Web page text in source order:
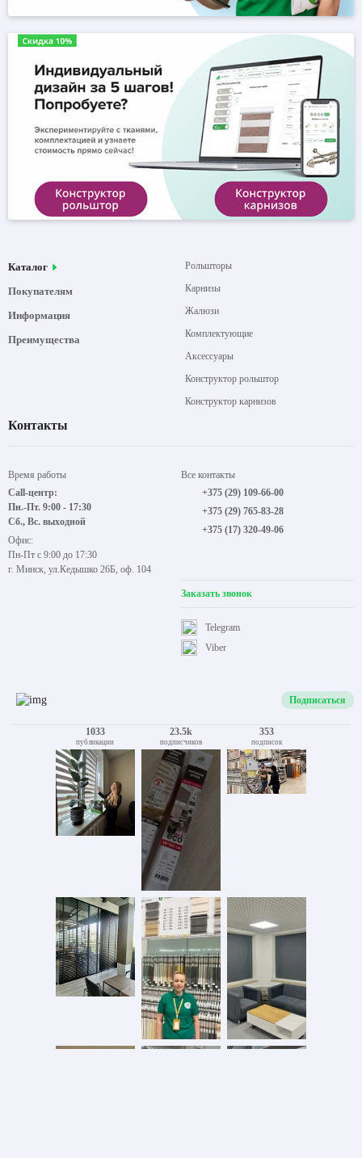
Каталог
Покупателям
Информация
Преимущества
Рольшторы
Карнизы
Жалюзи
Комплектующие
Аксессуары
Конструктор рольштор
Конструктор карнизов
Контакты
Время работы
Call-центр:
Пн.-Пт. 9:00 - 17:30
Сб., Вс. выходной
Офис:
Пн-Пт с 9:00 до 17:30
г. Минск, ул.Кедышко 26Б, оф. 104
Все контакты
+375 (29) 109-66-00
+375 (29) 765-83-28
+375 (17) 320-49-06
Заказать звонок
Viber
Telegram
Подписаться
1033
публикации
23.5k
подписчиков
353
подписок